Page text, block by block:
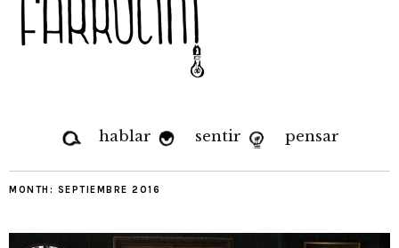
hablar sentir pensar
MONTH: SEPTIEMBRE 2016